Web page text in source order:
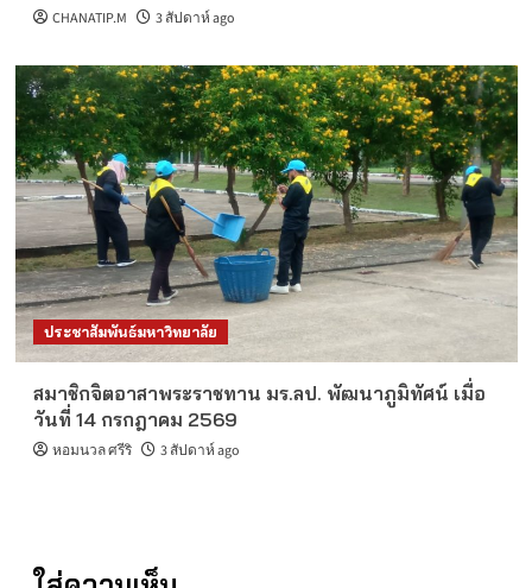
CHANATIP.M 3 สัปดาห์ ago
ประชาสัมพันธ์มหาวิทยาลัย
สมาชิกจิตอาสาพระราชทาน มร.ลป. พัฒนาภูมิทัศน์ เมื่อ
วันที่ 14 กรกฎาคม 2569
หอมนวล ศรีริ 3 สัปดาห์ ago